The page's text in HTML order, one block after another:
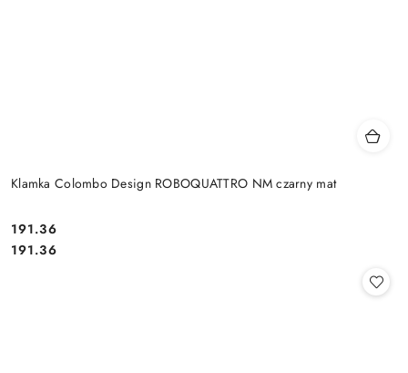
Klamka Colombo Design ROBOQUATTRO NM czarny mat
Cena:
191.36
Cena:
191.36